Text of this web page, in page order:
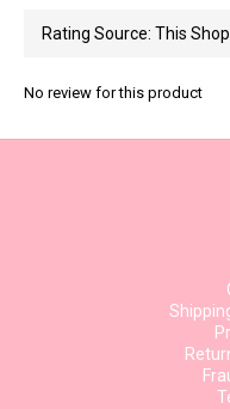
No review for this product